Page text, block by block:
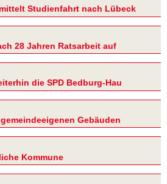
Studienfahrt nach Lübeck
28 Jahren Ratsarbeit auf
die SPD Bedburg-Hau
Gebäuden
Kommune